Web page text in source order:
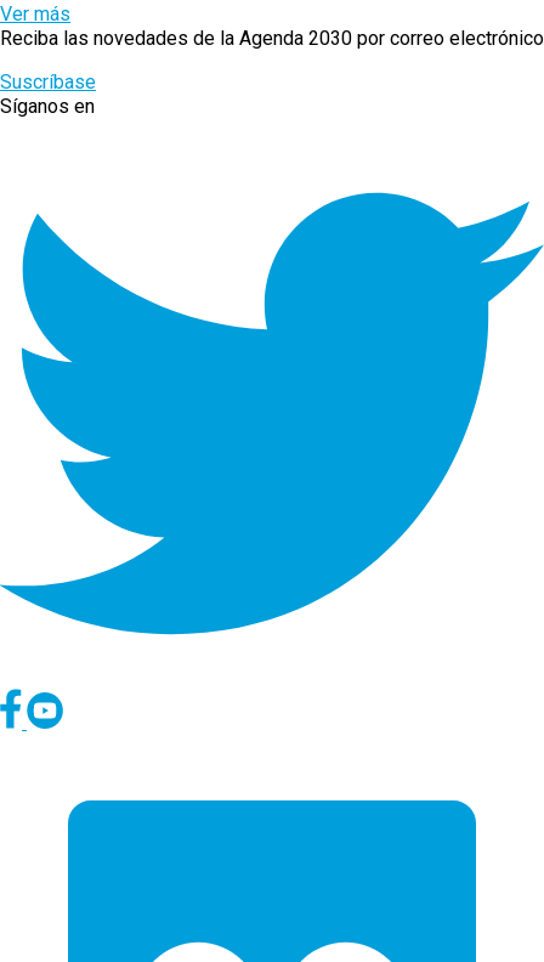
Ver más
Reciba las novedades de la Agenda 2030 por correo electrónico
Suscríbase
Síganos en